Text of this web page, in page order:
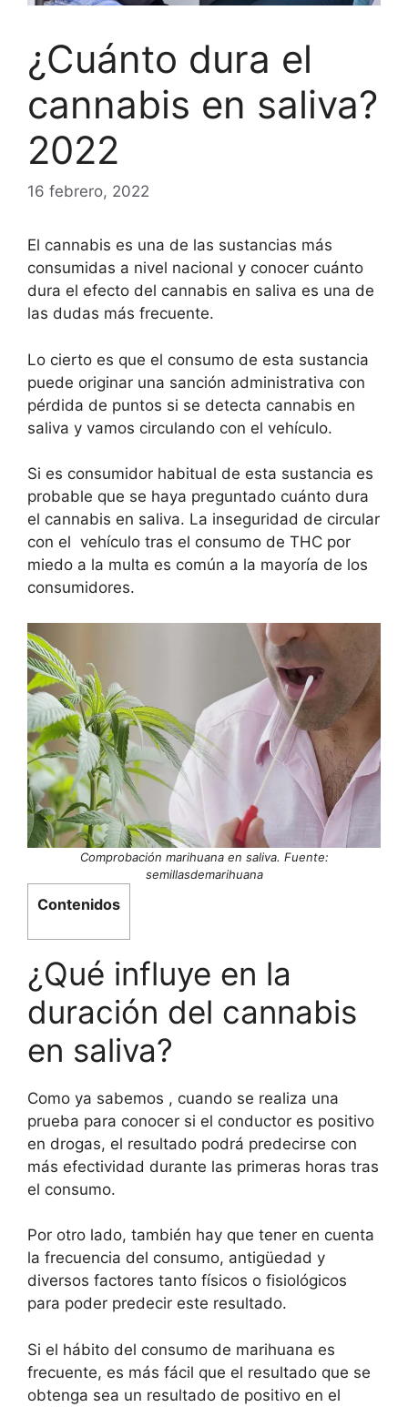
¿Cuánto dura el
cannabis en saliva?
2022
16 febrero, 2022
El cannabis es una de las sustancias más
consumidas a nivel nacional y conocer cuánto
dura el efecto del cannabis en saliva es una de
las dudas más frecuente.
Lo cierto es que el consumo de esta sustancia
puede originar una sanción administrativa con
pérdida de puntos si se detecta cannabis en
saliva y vamos circulando con el vehículo.
Si es consumidor habitual de esta sustancia es
probable que se haya preguntado cuánto dura
el cannabis en saliva. La inseguridad de circular
con el vehículo tras el consumo de THC por
miedo a la multa es común a la mayoría de los
consumidores.
Comprobación marihuana en saliva. Fuente:
semillasdemarihuana
Contenidos
¿Qué influye en la
duración del cannabis
en saliva?
Como ya sabemos , cuando se realiza una
prueba para conocer si el conductor es positivo
en drogas, el resultado podrá predecirse con
más efectividad durante las primeras horas tras
el consumo.
Por otro lado, también hay que tener en cuenta
la frecuencia del consumo, antigüedad y
diversos factores tanto físicos o fisiológicos
para poder predecir este resultado.
Si el hábito del consumo de marihuana es
frecuente, es más fácil que el resultado que se
obtenga sea un resultado de positivo en el